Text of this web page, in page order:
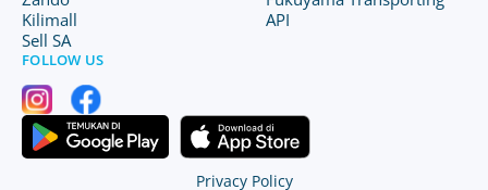
Kilimall
Sell SA
API
FOLLOW US
Privacy Policy